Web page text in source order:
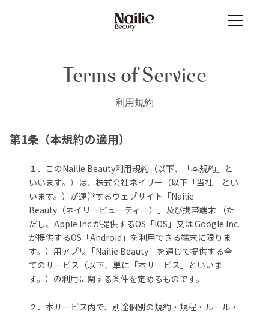
Terms of Service
利用規約
第1条（本規約の適用）
１．このNailie Beauty利用規約（以下、「本規約」と
いいます。）は、株式会社ネイリー（以下「当社」とい
います。）が運営するウェブサイト「Nailie
Beauty（ネイリービューティー）」及び携帯端末 （た
だし、Apple Inc.が提供するOS「iOS」又は Google Inc.
が提供するOS「Android」を利用できる端末に限りま
す。）用アプリ「Nailie Beauty」を通じて提供する全
てのサービス（以下、単に「本サービス」といいま
す。）の利用に関する条件を定めるものです。
２．本サービス内で、別途個別の規約・規程・ルール・